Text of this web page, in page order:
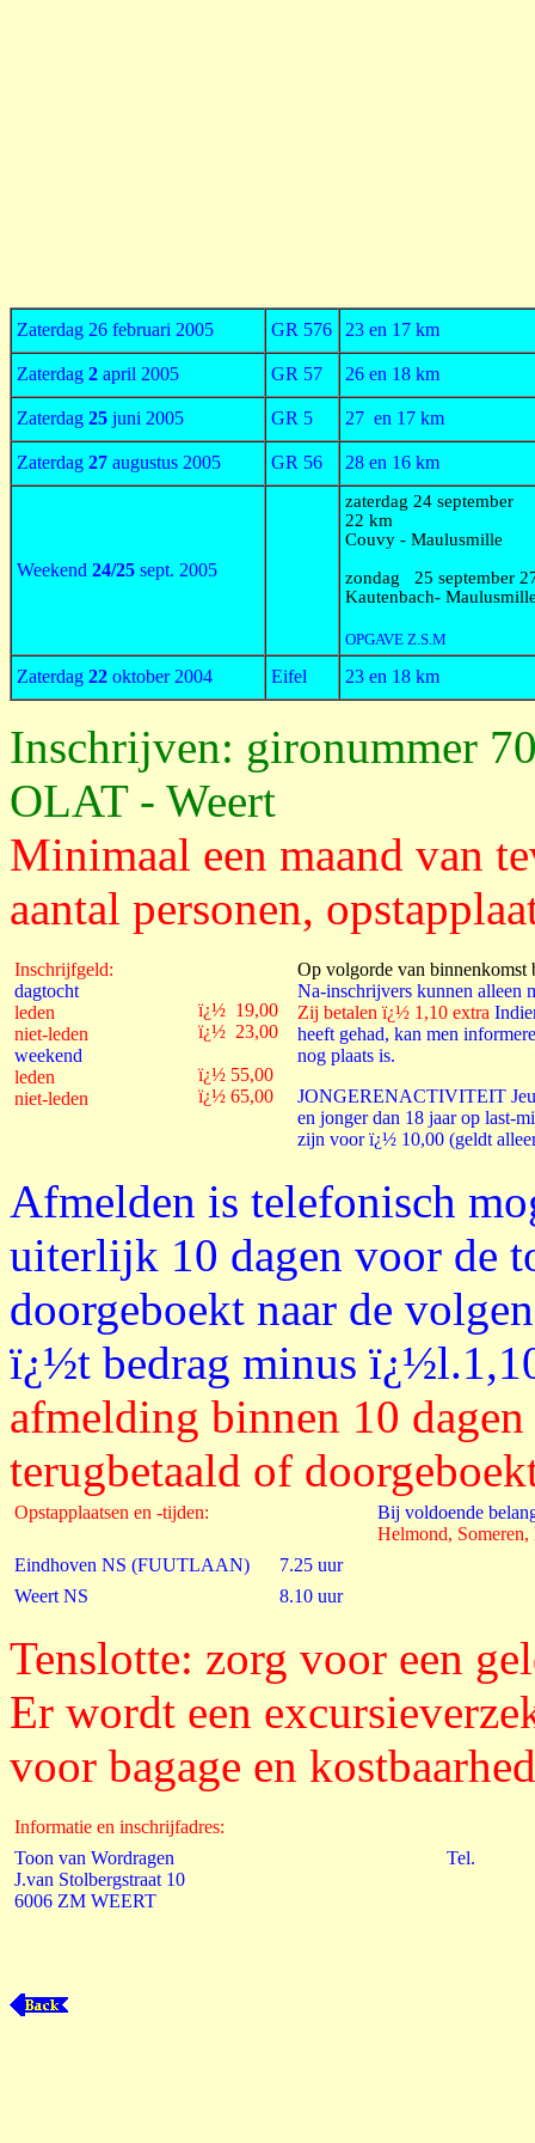
Zaterdag 26 februari 2005 GR 576 23 en 17 km
Zaterdag 2 april 2005 GR 57 26 en 18 km
Zaterdag 25 juni 2005 GR 5 27 en 17 km
Zaterdag 27 augustus 2005 GR 56 28 en 16 km
Weekend 24/25 sept. 2005
zaterdag 24 september
22 km
Couvy - Maulusmille
zondag 25 september
Kautenbach-
OPGAVE Z.S.M
Zaterdag 22 oktober 2004 Eifel 23 en 18 km
Inschrijven: gironummer
OLAT - Weert
Minimaal een maand van
aantal personen,
Inschrijfgeld:
dagtocht
leden
niet-leden
weekend
leden
niet-leden
ï¿½ 19,00
ï¿½ 23,00
ï¿½ 55,00
ï¿½ 65,00
Op volgorde van binnenkomst
Na-inschrijvers kunnen alleen
Zij betalen ï¿½ 1,10 extra
heeft gehad, kan men
nog plaats is.
JONGERENACTIVITEIT
en jonger dan 18 jaar op last-
zijn voor ï¿½ 10,00 (geldt
Afmelden is telefonisch
uiterlijk 10 dagen voor de
doorgeboekt naar de
ï¿½t bedrag minus
afmelding binnen 10
terugbetaald of
Opstapplaatsen en -tijden:
Bij voldoende
Helmond,
Eindhoven NS (FUUTLAAN)
7.25 uur
Weert NS
8.10 uur
Tenslotte: zorg voor een
Er wordt een
voor bagage en
Informatie en inschrijfadres:
Toon van Wordragen
J.van Stolbergstraat 10
6006 ZM WEERT
Tel.